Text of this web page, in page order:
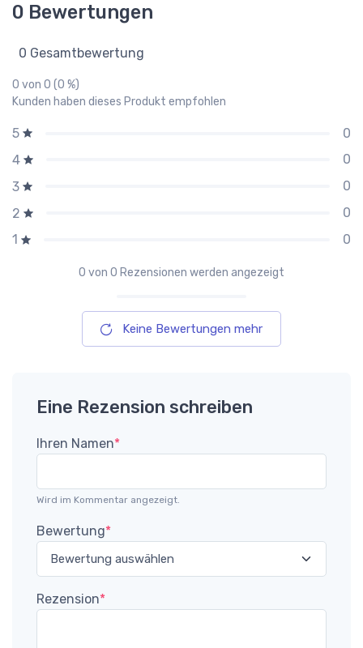
0 Bewertungen
0 Gesamtbewertung
0 von 0 (0 %)
Kunden haben dieses Produkt empfohlen
5
0
4
0
3
0
2
0
1
0
0 von 0 Rezensionen werden angezeigt
Keine Bewertungen mehr
Eine Rezension schreiben
Ihren Namen*
Wird im Kommentar angezeigt.
Bewertung*
Rezension*